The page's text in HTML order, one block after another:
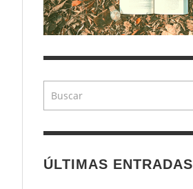
ÚLTIMAS ENTRADAS